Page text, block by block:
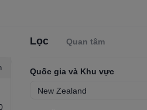
Lọc Quan tâm
Quốc gia và Khu vực
New Zealand